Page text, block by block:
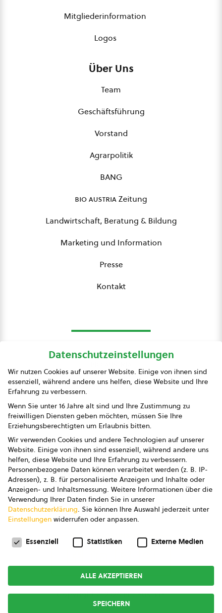
Mitgliederinformation
Logos
Über Uns
Team
Geschäftsführung
Vorstand
Agrarpolitik
BANG
bio austriaZeitung
Landwirtschaft, Beratung & Bildung
Marketing und Information
Presse
Kontakt
Presse
Impressum
Datenschutz
AGB
AGB Marketing GmbH
AGB Bildung
Newsletter
Copyright © 2026bio austria
Datenschutzeinstellungen
Wir nutzen Cookies auf unserer Website. Einige von ihnen sind
essenziell, während andere uns helfen, diese Website und Ihre
Erfahrung zu verbessern.
Wenn Sie unter 16 Jahre alt sind und Ihre Zustimmung zu
freiwilligen Diensten geben möchten, müssen Sie Ihre
Erziehungsberechtigten um Erlaubnis bitten.
Wir verwenden Cookies und andere Technologien auf unserer
Website. Einige von ihnen sind essenziell, während andere uns
helfen, diese Website und Ihre Erfahrung zu verbessern.
Personenbezogene Daten können verarbeitet werden (z. B. IP-
Adressen), z. B. für personalisierte Anzeigen und Inhalte oder
Anzeigen- und Inhaltsmessung. Weitere Informationen über die
Verwendung Ihrer Daten finden Sie in unserer
Datenschutzerklärung. Sie können Ihre Auswahl jederzeit unter
Einstellungen widerrufen oder anpassen.
Datenschutzeinstellungen
Essenziell Statistiken Externe Medien
ALLE AKZEPTIEREN
SPEICHERN